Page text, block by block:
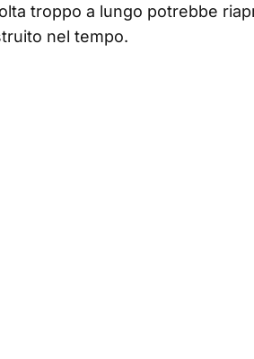
troppo a lungo potrebbe
nel tempo.